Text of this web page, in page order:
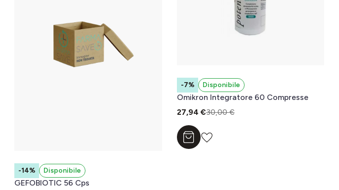
-14% Disponibile
GEFOBIOTIC 56 Cps
-7% Disponibile
Omikron Integratore 60 Compresse
27,94 €30,00 €
Aggiungi al carrello